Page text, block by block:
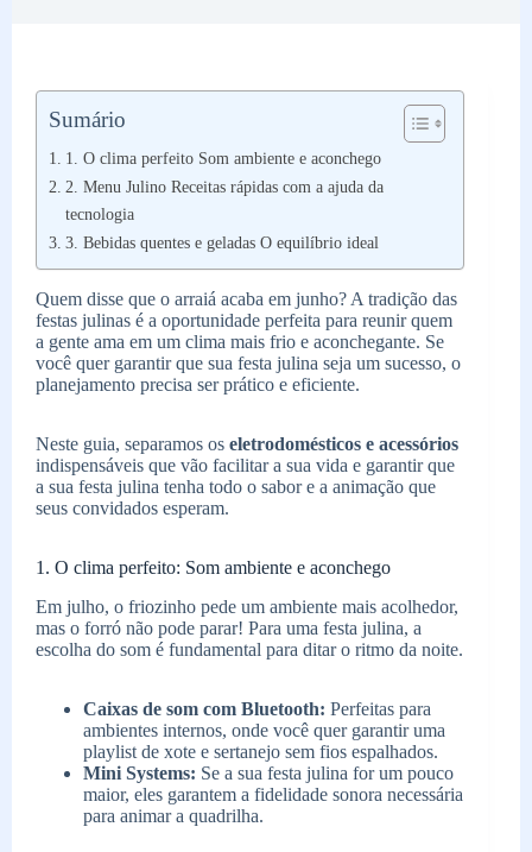
Sumário
1. O clima perfeito Som ambiente e aconchego
2. Menu Julino Receitas rápidas com a ajuda da
tecnologia
3. Bebidas quentes e geladas O equilíbrio ideal
Quem disse que o arraiá acaba em junho? A tradição das
festas julinas é a oportunidade perfeita para reunir quem
a gente ama em um clima mais frio e aconchegante. Se
você quer garantir que sua festa julina seja um sucesso, o
planejamento precisa ser prático e eficiente.
Neste guia, separamos os eletrodomésticos e acessórios
indispensáveis que vão facilitar a sua vida e garantir que
a sua festa julina tenha todo o sabor e a animação que
seus convidados esperam.
1. O clima perfeito: Som ambiente e aconchego
Em julho, o friozinho pede um ambiente mais acolhedor,
mas o forró não pode parar! Para uma festa julina, a
escolha do som é fundamental para ditar o ritmo da noite.
Caixas de som com Bluetooth: Perfeitas para
ambientes internos, onde você quer garantir uma
playlist de xote e sertanejo sem fios espalhados.
Mini Systems: Se a sua festa julina for um pouco
maior, eles garantem a fidelidade sonora necessária
para animar a quadrilha.